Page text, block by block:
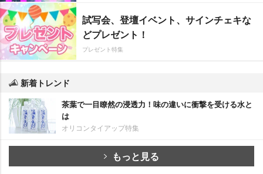
試写会、登壇イベント、サインチェキな
どプレゼント！
プレゼント特集
新着トレンド
茶葉で一目瞭然の浸透力！味の違いに衝撃を受ける水と
は
オリコンタイアップ特集
もっと見る